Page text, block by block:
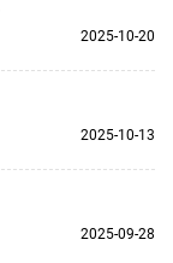
2025-10-20
2025-10-13
2025-09-28